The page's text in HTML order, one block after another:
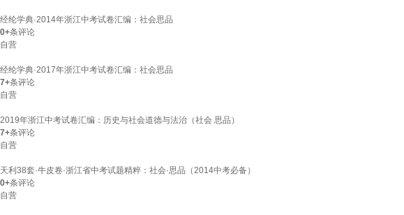
经纶学典·2014年浙江中考试卷汇编：社会思品
0+条评论
自营
经纶学典·2017年浙江中考试卷汇编：社会思品
7+条评论
自营
2019年浙江中考试卷汇编：历史与社会道德与法治（社会 思品）
7+条评论
自营
天利38套·牛皮卷·浙江省中考试题精粹：社会·思品（2014中考必备）
0+条评论
自营